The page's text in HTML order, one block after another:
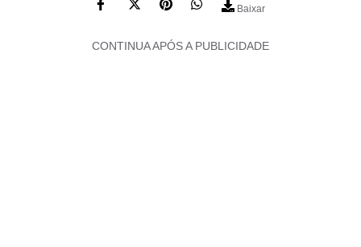
Baixar
CONTINUA APÓS A PUBLICIDADE